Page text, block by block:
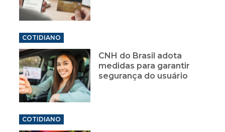
COTIDIANO
CNH do Brasil adota
medidas para garantir
segurança do usuário
COTIDIANO